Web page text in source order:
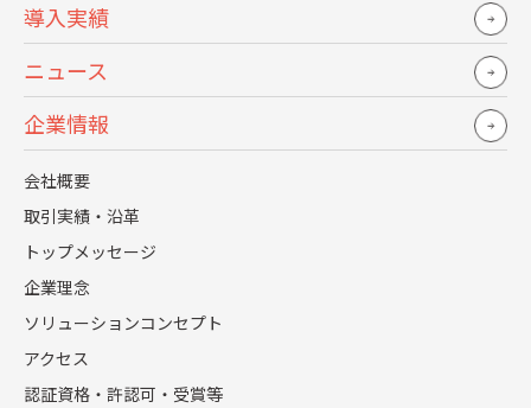
導入実績
ニュース
企業情報
会社概要
取引実績・沿革
トップメッセージ
企業理念
ソリューションコンセプト
アクセス
認証資格・許認可・受賞等
コーポレーション”
創業 30 889 90
30秒で簡単入力、お気軽に
無料でお問い合わせ